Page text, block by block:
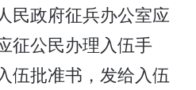
民政府征兵办公室应
征公民办理入伍手
伍批准书，发给入伍